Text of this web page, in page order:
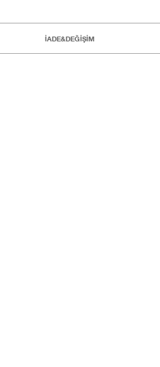
İADE&DEĞİŞİM